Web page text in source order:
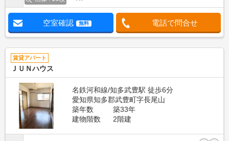
空室確認 無料 電話で問合せ
賃貸アパート
ＪＵＮハウス
名鉄河和線/知多武豊駅 徒歩6分
愛知県知多郡武豊町字長尾山
築年数
築33年
建物階数
2階建